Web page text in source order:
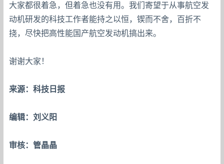
大家都很着急，但着急也没有用。我们寄望于从事航空发
动机研发的科技工作者能持之以恒，锲而不舍，百折不
挠，尽快把高性能国产航空发动机搞出来。
谢谢大家！
来源：科技日报
编辑：刘义阳
审核：管晶晶